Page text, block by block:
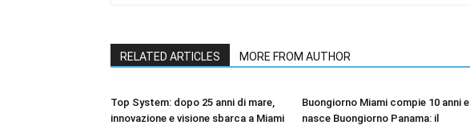
RELATED ARTICLES MORE FROM AUTHOR
Top System: dopo 25 anni di mare,
innovazione e visione sbarca a Miami
Buongiorno Miami compie 10 anni e
nasce Buongiorno Panama: il